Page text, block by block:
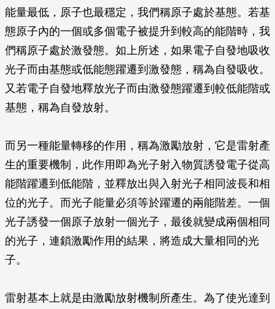
能量最低，原子也最穩定，我們稱原子處於基態。若基
態原子內的一個或多個電子被提升到較高的能階時，我
們稱原子處於激發態。如上所述，如果電子自發地吸收
光子而由基態或低能態躍遷到激發態，稱為自發吸收。
又若電子自發地釋放光子而由激發態躍遷到較低能階或
基態，稱為自發放射。
而另一種能量轉移的作用，稱為激勵放射，它是雷射產
生的重要機制，此作用即為光子射入物質誘發電子從高
能階躍遷到低能階，並釋放出與入射光子相同波長和相
位的光子。而光子能量必須等於躍遷的兩能階差。一個
光子誘發一個原子放射一個光子，最後就變成兩個相同
的光子，連鎖激勵作用的結果，將造成大量相同的光
子。
雷射基本上就是由激勵放射機制所產生。為了使光達到